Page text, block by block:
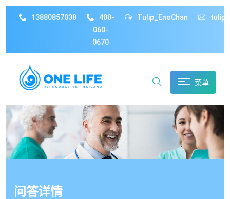
13880857038
400-
060-
0670
Tulip_EnoChan
菜单
问答详情